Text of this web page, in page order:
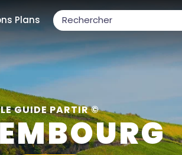
Plans
LE GUIDE PARTIR ©